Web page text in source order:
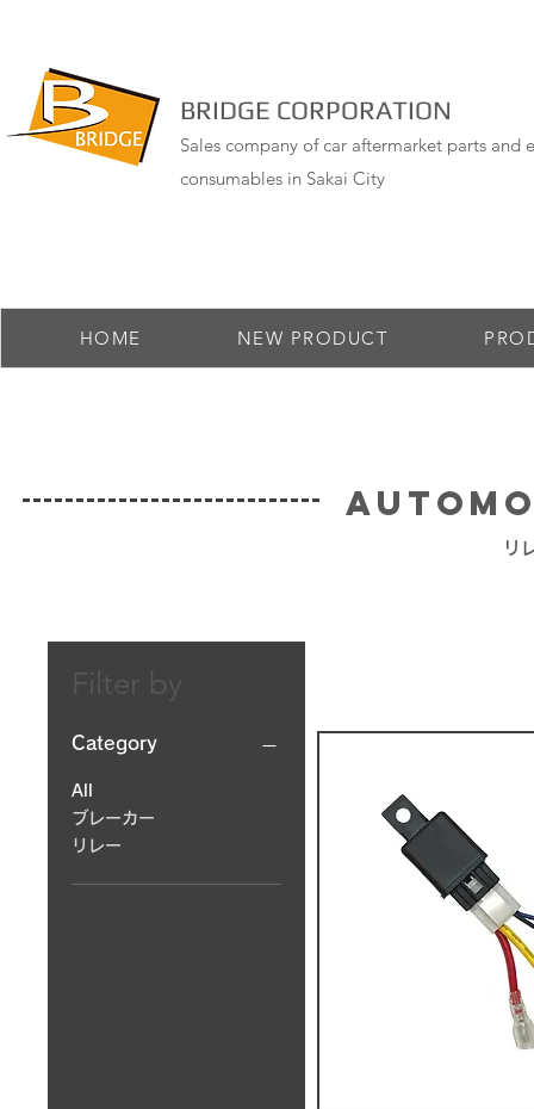
BRIDGE CORPORATION
Sales company of car aftermarket parts and
consumables in Sakai City
HOME NEW PRODUCT
A
リ
Filter by
Category
All
ブレーカー
リレー